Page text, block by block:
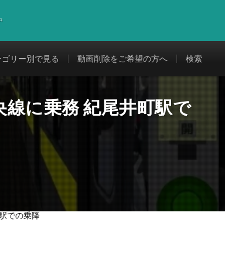
ゴリー別で見る 動画削除をご希望の方へ 検索
に乗務 紀尾井町駅で
での乗降